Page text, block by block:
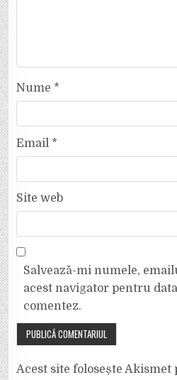
Nume *
Email *
Site web
Salvează-mi numele,
acest navigator pentru
comentez.
Acest site folosește Akismet